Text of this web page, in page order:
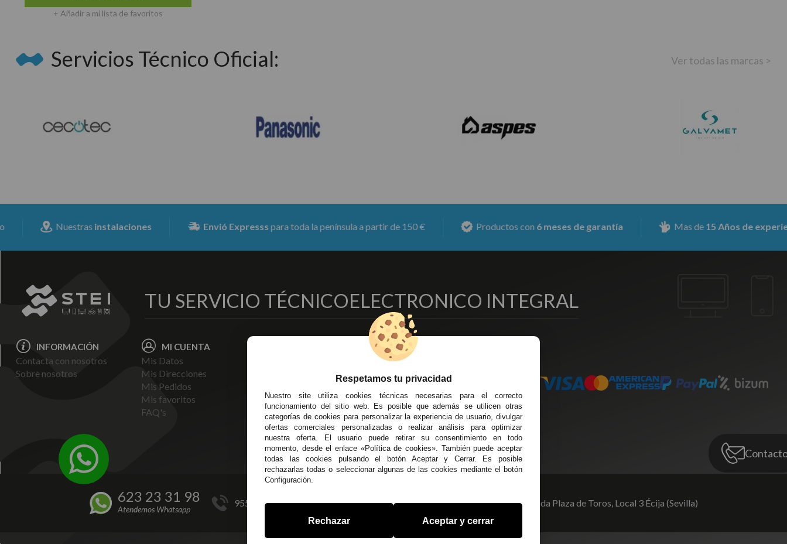
+ Añadir a mi lista de favoritos
Servicios Técnico Oficial: Ver todas las marcas >
Nuestrasinstalaciones Envió Expressspara toda la península a partir de 150 € Productos con6 meses de garantía Mas de 15 Años de experiencia
TU SERVICIO TÉCNICOELECTRONICO INTEGRAL
INFORMACIÓN
Contacta con nosotros
Sobre nosotros
MI CUENTA
Mis Datos
Mis Direcciones
Mis Pedidos
Mis favoritos
FAQ's
Entregas y Devoluciones
Pago Seguro
Terminos y
Condiciones Generales
Políticas de Cookies
DELEGACIONES
Écija - Sevilla
Av. Plaza de Toros. Local 3
Córdoba
C/ Ingeniero Iribarren, 14
Alzira - Valencia
C/ Esplugues, 135
623 23 31 98
Atendemos Whatsapp
955 44 45 43/955 44 45 44 info@steielectronica.com Avenida Plaza de Toros, Local 3 Écija (Sevilla)
Respetamos tu privacidad
Nuestro site utiliza cookies técnicas necesarias para el correcto
funcionamiento del sitio web. Es posible que además se utilicen otras
categorías de cookies para personalizar la experiencia de usuario, divulgar
ofertas comerciales personalizadas o realizar análisis para optimizar
nuestra oferta. El usuario puede retirar su consentimiento en todo
momento, desde el enlace «Política de cookies». También puede aceptar
todas las cookies pulsando el botón Aceptar y Cerrar. Es posible
rechazarlas todas o seleccionar algunas de las cookies mediante el botón
Configuración.
Rechazar Aceptar y cerrar